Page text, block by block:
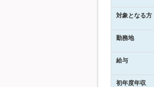
対象となる方
勤務地
給与
初年度年収